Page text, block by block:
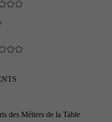
des Métiers de la Table